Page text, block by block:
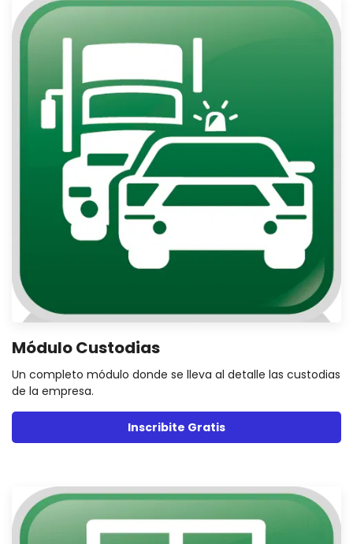
Módulo Custodias
Un completo módulo donde se lleva al detalle las custodias
de la empresa.
Inscribite Gratis